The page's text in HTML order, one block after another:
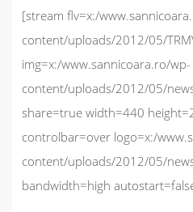
[stream flv=x:/
content/uploads/2012/05/
img=x:/www.sannicoara.ro/wp-
content/uploads/2012/05/
share=true width=440
controlbar=over logo=x:/
content/uploads/2012/05/
bandwidth=high